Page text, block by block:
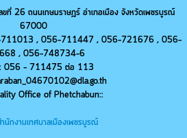
ขที่ 26 ถนนเกษมราษฎร์ อำเภอเมือง จังหวัดเพชรบูรณ์
67000
, 056-711447 , 056-721676 , 056-
, 056-748734-6
: 056 - 711475 ต่อ 113
Office of Phetchabun::
นักงานเทศบาลเมืองเพชรบูรณ์